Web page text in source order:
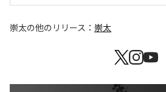
崇太の他のリリース： 崇太